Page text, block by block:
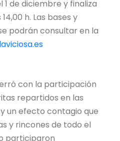
de diciembre y finaliza
h. Las bases y
podrán consultar en la
con la participación
repartidos en las
un efecto contagio que
y rincones de todo el
participaron